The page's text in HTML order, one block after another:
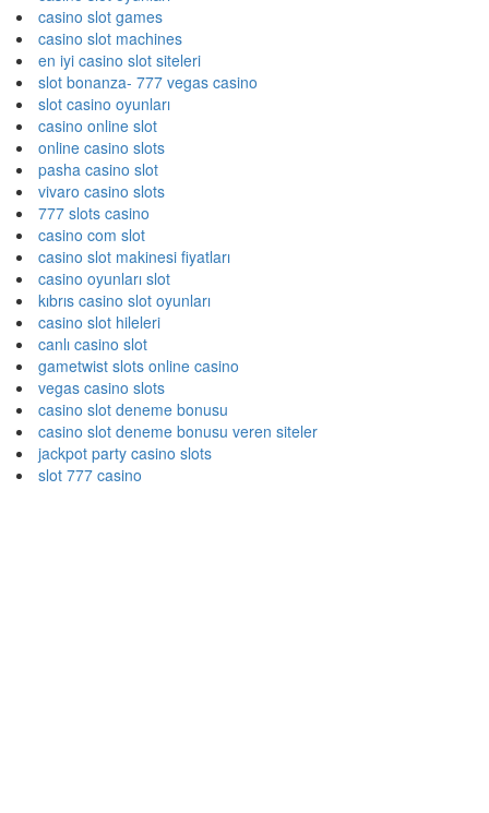
casino slot games
casino slot machines
en iyi casino slot siteleri
slot bonanza- 777 vegas casino
slot casino oyunları
casino online slot
online casino slots
pasha casino slot
vivaro casino slots
777 slots casino
casino com slot
casino slot makinesi fiyatları
casino oyunları slot
kıbrıs casino slot oyunları
casino slot hileleri
canlı casino slot
gametwist slots online casino
vegas casino slots
casino slot deneme bonusu
casino slot deneme bonusu veren siteler
jackpot party casino slots
slot 777 casino